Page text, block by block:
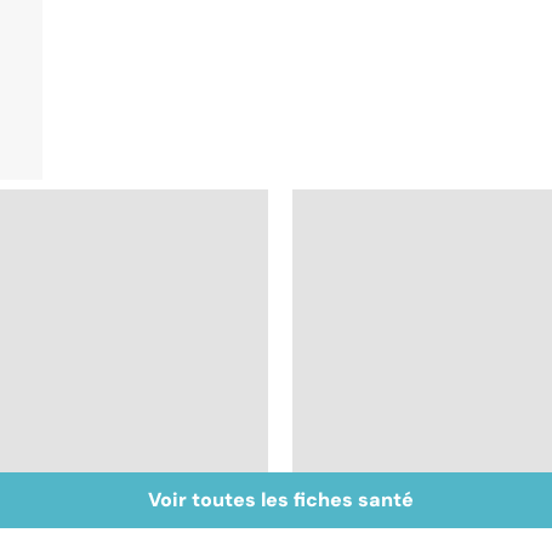
Ostéopathie, une
thérapie manuelle
Automutilation : des
ados en souffrance
Voir toutes les fiches santé